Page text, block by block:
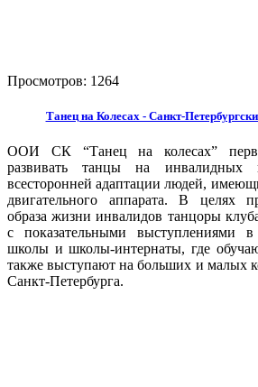
Просмотров: 1264
Танец на Колесах - Санкт-
ООИ СК “Танец на колесах”
развивать танцы на инвалидных
всесторонней адаптации людей,
двигательного аппарата. В целях
образа жизни инвалидов танцоры
с показательными выступлениями в
школы и школы-интернаты, где
также выступают на больших и малых
Санкт-Петербурга.